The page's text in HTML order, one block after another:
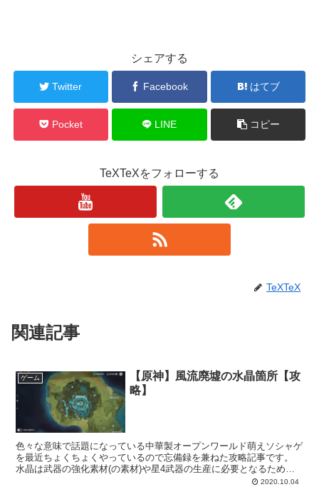
シェアする
Twitter Facebook はてブ
Pocket LINE コピー
TeXTeXをフォローする
TeXTeX
関連記事
ゲーム
【原神】風流廃墟の水晶箇所【攻
略】
色々な意味で話題になっている中華製オープンワールド萌えソシャゲ
を最近ちょくちょくやっているので忘備録を兼ねた攻略記事です。
水晶は武器の強化素材(の素材)や星4武器の生産に必要となるため非
常に需要が高い反面、採取箇所の絶対数が少なくリポッ... 2020.10.04